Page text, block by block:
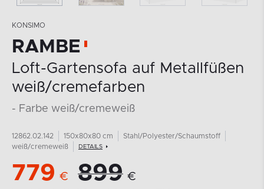
KONSIMO
RAMBE
Loft-Gartensofa auf Metallfüßen
weiß/cremefarben
- Farbe weiß/cremeweiß
12862.02.142 150x80x80 cm
Stahl/Polyester/Schaumstoff
weiß/cremeweiß
DETAILS
779 € 899 €